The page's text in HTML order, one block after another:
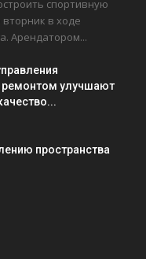
спортивную
в ходе
Арендатором...
ремонтом улучшают
пространства